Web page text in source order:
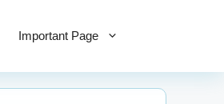
Important Page